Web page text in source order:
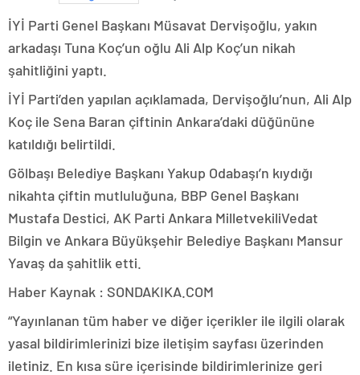
İYİ Parti Genel Başkanı Müsavat Dervişoğlu, yakın
arkadaşı Tuna Koç’un oğlu Ali Alp Koç’un nikah
şahitliğini yaptı.
İYİ Parti’den yapılan açıklamada, Dervişoğlu’nun, Ali Alp
Koç ile Sena Baran çiftinin Ankara’daki düğününe
katıldığı belirtildi.
Gölbaşı Belediye Başkanı Yakup Odabaşı’n kıydığı
nikahta çiftin mutluluğuna, BBP Genel Başkanı
Mustafa Destici, AK Parti Ankara MilletvekiliVedat
Bilgin ve Ankara Büyükşehir Belediye Başkanı Mansur
Yavaş da şahitlik etti.
Haber Kaynak : SONDAKIKA.COM
“Yayınlanan tüm haber ve diğer içerikler ile ilgili olarak
yasal bildirimlerinizi bize iletişim sayfası üzerinden
iletiniz. En kısa süre içerisinde bildirimlerinize geri